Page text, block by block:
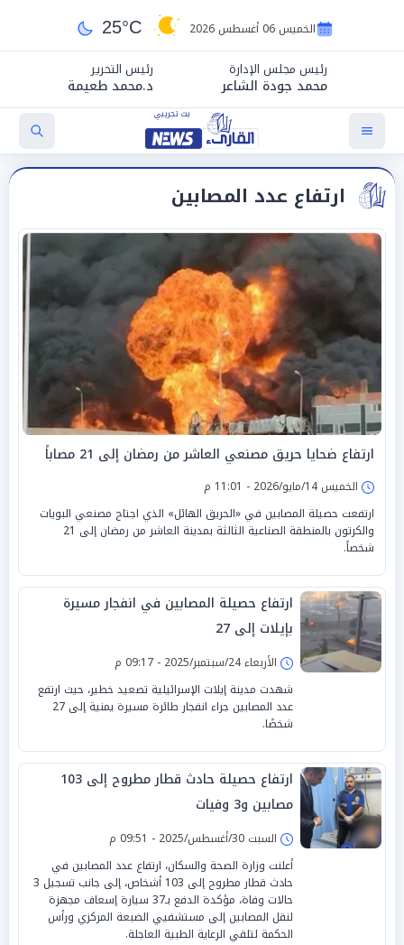
الخميس 06 أغسطس 2026 25°C
رئيس مجلس الإدارة
محمد جودة الشاعر
رئيس التحرير
د.محمد طعيمة
ارتفاع عدد المصابين
ارتفاع ضحايا حريق مصنعي العاشر من رمضان إلى 21 مصاباً
الخميس 14/مايو/2026 - 11:01 م
ارتفعت حصيلة المصابين في «الحريق الهائل» الذي اجتاح مصنعي البويات
والكرتون بالمنطقة الصناعية الثالثة بمدينة العاشر من رمضان إلى 21
شخصاً.
ارتفاع حصيلة المصابين في انفجار مسيرة
بإيلات إلى 27
الأربعاء 24/سبتمبر/2025 - 09:17 م
شهدت مدينة إيلات الإسرائيلية تصعيد خطير، حيث ارتفع
عدد المصابين جراء انفجار طائرة مسيرة يمنية إلى 27
شخصًا.
ارتفاع حصيلة حادث قطار مطروح إلى 103
مصابين و3 وفيات
السبت 30/أغسطس/2025 - 09:51 م
أعلنت وزارة الصحة والسكان، ارتفاع عدد المصابين في
حادث قطار مطروح إلى 103 أشخاص، إلى جانب تسجيل 3
حالات وفاة، مؤكدة الدفع بـ37 سيارة إسعاف مجهزة
لنقل المصابين إلى مستشفيي الضبعة المركزي ورأس
الحكمة لتلقي الرعاية الطبية العاجلة.